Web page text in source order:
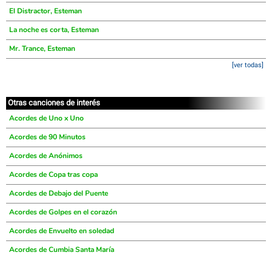
El Distractor, Esteman
La noche es corta, Esteman
Mr. Trance, Esteman
[ver todas]
Otras canciones de interés
Acordes de Uno x Uno
Acordes de 90 Minutos
Acordes de Anónimos
Acordes de Copa tras copa
Acordes de Debajo del Puente
Acordes de Golpes en el corazón
Acordes de Envuelto en soledad
Acordes de Cumbia Santa María